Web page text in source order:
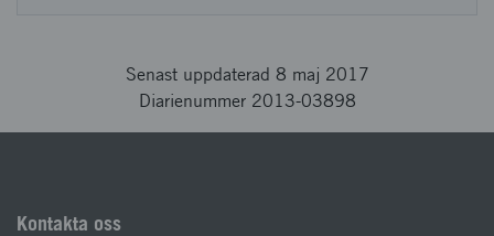
Senast uppdaterad 8 maj 2017
Diarienummer 2013-03898
Kontakta oss